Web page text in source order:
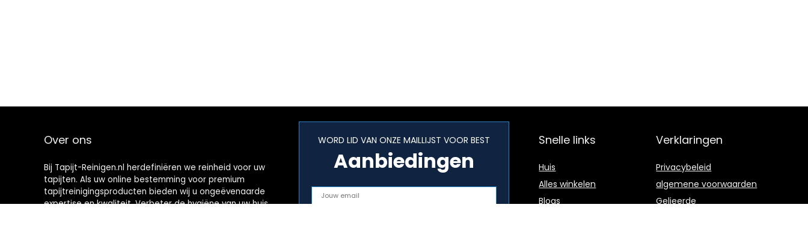
Over ons
Bij Tapijt-Reinigen.nl herdefiniëren we reinheid voor uw
tapijten. Als uw online bestemming voor premium
tapijtreinigingsproducten bieden wij u ongeëvenaarde
expertise en kwaliteit. Verbeter de hygiëne van uw huis
WORD LID VAN ONZE MAILLIJST VOOR BEST
Aanbiedingen
Snelle links
Huis
Alles winkelen
Blogs
Verklaringen
Privacybeleid
algemene voorwaarden
Gelieerde